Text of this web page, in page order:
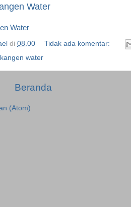
Water
Water
di 08.00
Tidak ada komentar:
water
Beranda
(Atom)